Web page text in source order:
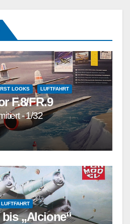
LOOKS LUFTFAHRT
F.8/FR.9
- 1/32
LUFTFAHRT
bis „Alcione“